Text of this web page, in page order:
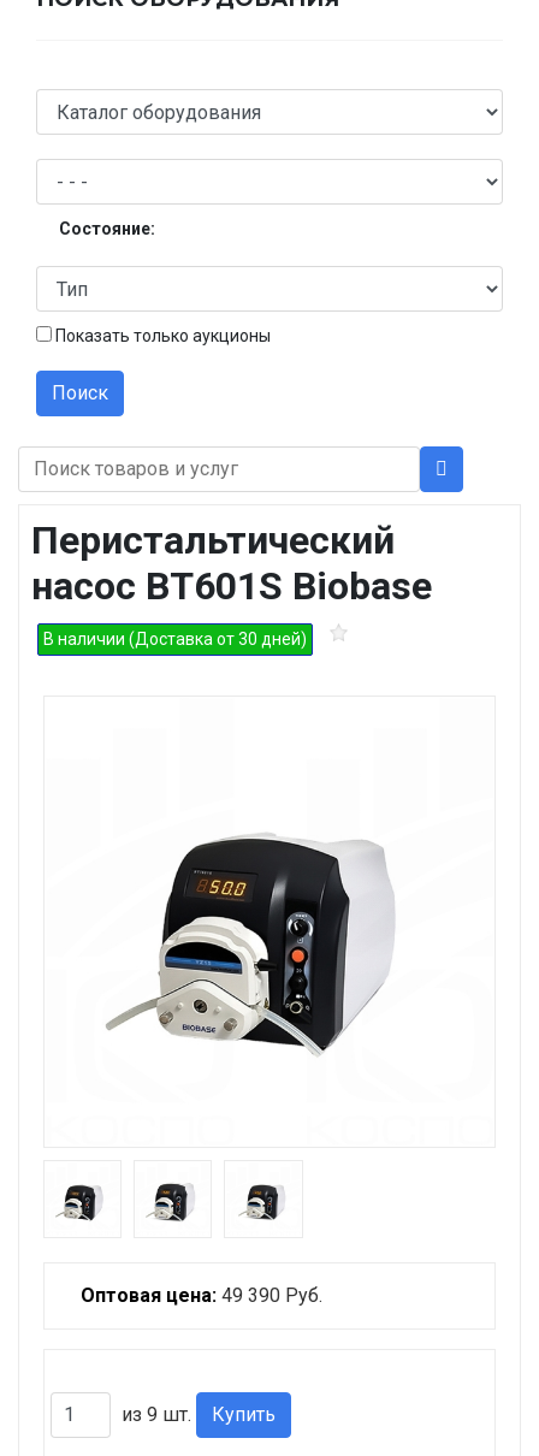
Состояние:
Показать только аукционы
Поиск
Перистальтический
насос BT601S Biobase
В наличии (Доставка от 30 дней)
Оптовая цена: 49 390 Руб.
из 9 шт. Купить